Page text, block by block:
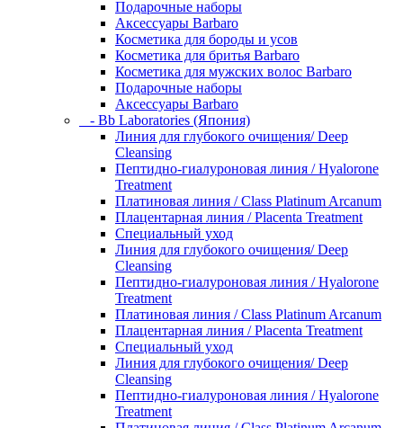
Подарочные наборы
Аксессуары Barbaro
Косметика для бороды и усов
Косметика для бритья Barbaro
Косметика для мужских волос Barbaro
Подарочные наборы
Аксессуары Barbaro
- Bb Laboratories (Япония)
Линия для глубокого очищения/ Deep
Cleansing
Пептидно-гиалуроновая линия / Hyalorone
Treatment
Платиновая линия / Class Platinum Arcanum
Плацентарная линия / Placenta Treatment
Специальный уход
Линия для глубокого очищения/ Deep
Cleansing
Пептидно-гиалуроновая линия / Hyalorone
Treatment
Платиновая линия / Class Platinum Arcanum
Плацентарная линия / Placenta Treatment
Специальный уход
Линия для глубокого очищения/ Deep
Cleansing
Пептидно-гиалуроновая линия / Hyalorone
Treatment